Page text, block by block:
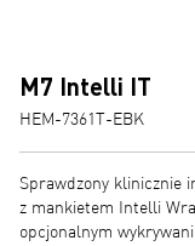
M7 Intelli IT
HEM-7361T-EBK
Sprawdzony klinicznie
z mankietem Intelli
opcjonalnym